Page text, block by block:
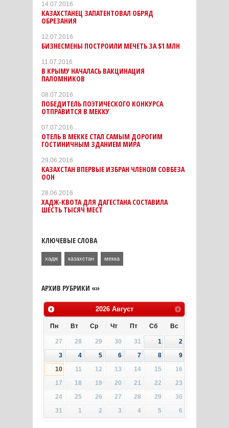
14.07.2016
КАЗАХСТАНЕЦ ЗАПАТЕНТОВАЛ ОБРЯД
ОБРЕЗАНИЯ
12.07.2016
БИЗНЕСМЕНЫ ПОСТРОИЛИ МЕЧЕТЬ ЗА $1 МЛН
11.07.2016
В КРЫМУ НАЧАЛАСЬ ВАКЦИНАЦИЯ
ПАЛОМНИКОВ
08.07.2016
ПОБЕДИТЕЛЬ ПОЭТИЧЕСКОГО КОНКУРСА
ОТПРАВИТСЯ В МЕККУ
07.07.2016
ОТЕЛЬ В МЕККЕ СТАЛ САМЫМ ДОРОГИМ
ГОСТИНИЧНЫМ ЗДАНИЕМ МИРА
29.06.2016
КАЗАХСТАН ВПЕРВЫЕ ИЗБРАН ЧЛЕНОМ СОВБЕЗА
ООН
28.06.2016
ХАДЖ-КВОТА ДЛЯ ДАГЕСТАНА СОСТАВИЛА
ШЕСТЬ ТЫСЯЧ МЕСТ
КЛЮЧЕВЫЕ СЛОВА
хадж казахстан мекка
АРХИВ РУБРИКИ «»
2026 Август
Пн Вт Ср Чт Пт Сб Вс
27 28 29 30 31 1
2
3
4 5 6 7 8
9
10
11 12 13 14 15
16
17
18 19 20 21 22
23
24
25 26 27 28 29
30
31
1 2 3 4 5 6